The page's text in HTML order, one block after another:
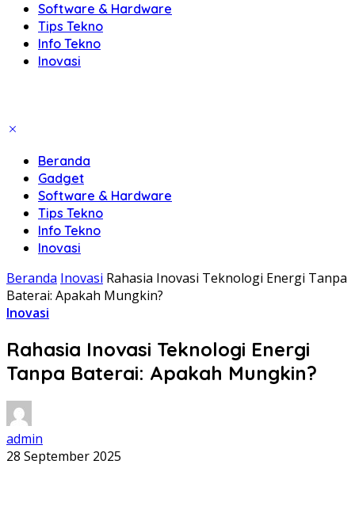
Software & Hardware
Tips Tekno
Info Tekno
Inovasi
Beranda
Gadget
Software & Hardware
Tips Tekno
Info Tekno
Inovasi
Beranda Inovasi Rahasia Inovasi Teknologi Energi Tanpa
Baterai: Apakah Mungkin?
Inovasi
Rahasia Inovasi Teknologi Energi
Tanpa Baterai: Apakah Mungkin?
admin
28 September 2025